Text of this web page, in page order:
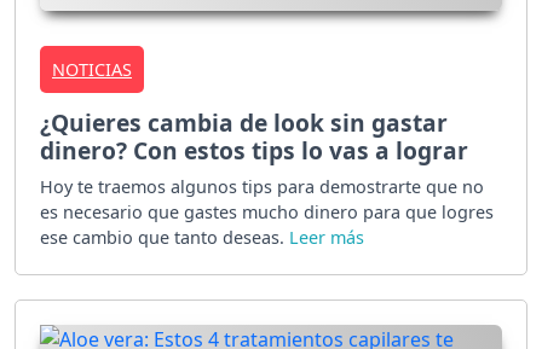
NOTICIAS
¿Quieres cambia de look sin gastar
dinero? Con estos tips lo vas a lograr
Hoy te traemos algunos tips para demostrarte que no
es necesario que gastes mucho dinero para que logres
ese cambio que tanto deseas.